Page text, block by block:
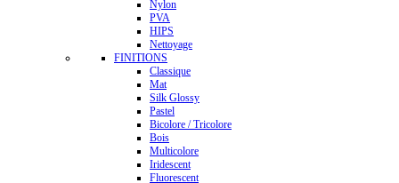
Nylon
PVA
HIPS
Nettoyage
FINITIONS
Classique
Mat
Silk Glossy
Pastel
Bicolore / Tricolore
Bois
Multicolore
Iridescent
Fluorescent